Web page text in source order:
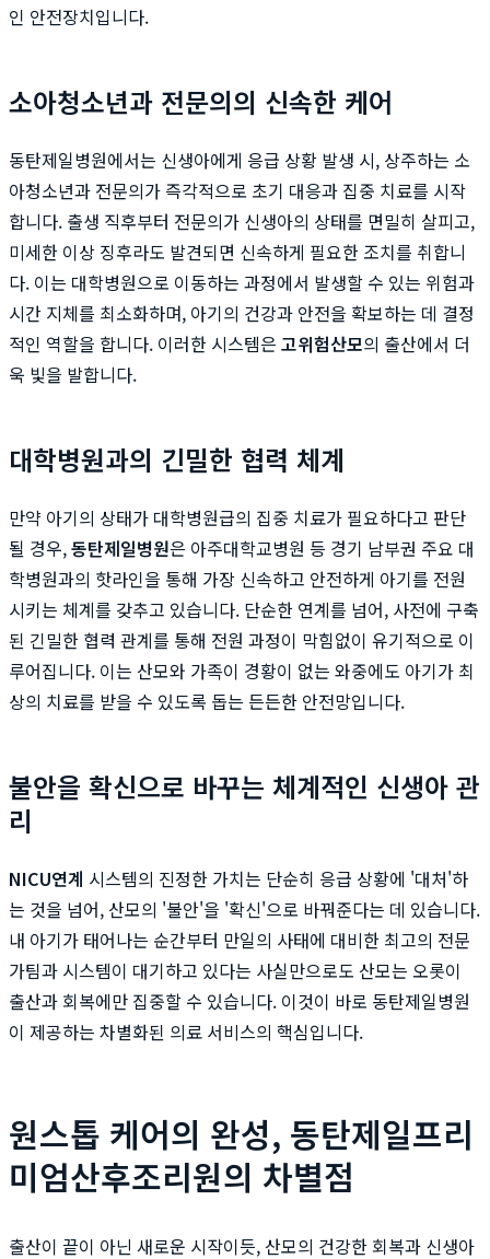
인 안전장치입니다.
소아청소년과 전문의의 신속한 케어
동탄제일병원에서는 신생아에게 응급 상황 발생 시, 상주하는 소
아청소년과 전문의가 즉각적으로 초기 대응과 집중 치료를 시작
합니다. 출생 직후부터 전문의가 신생아의 상태를 면밀히 살피고,
미세한 이상 징후라도 발견되면 신속하게 필요한 조치를 취합니
다. 이는 대학병원으로 이동하는 과정에서 발생할 수 있는 위험과
시간 지체를 최소화하며, 아기의 건강과 안전을 확보하는 데 결정
적인 역할을 합니다. 이러한 시스템은 고위험산모의 출산에서 더
욱 빛을 발합니다.
대학병원과의 긴밀한 협력 체계
만약 아기의 상태가 대학병원급의 집중 치료가 필요하다고 판단
될 경우,동탄제일병원은 아주대학교병원 등 경기 남부권 주요 대
학병원과의 핫라인을 통해 가장 신속하고 안전하게 아기를 전원
시키는 체계를 갖추고 있습니다. 단순한 연계를 넘어, 사전에 구축
된 긴밀한 협력 관계를 통해 전원 과정이 막힘없이 유기적으로 이
루어집니다. 이는 산모와 가족이 경황이 없는 와중에도 아기가 최
상의 치료를 받을 수 있도록 돕는 든든한 안전망입니다.
불안을 확신으로 바꾸는 체계적인 신생아 관
리
NICU연계 시스템의 진정한 가치는 단순히 응급 상황에 '대처'하
는 것을 넘어, 산모의 '불안'을 '확신'으로 바꿔준다는 데 있습니다.
내 아기가 태어나는 순간부터 만일의 사태에 대비한 최고의 전문
가팀과 시스템이 대기하고 있다는 사실만으로도 산모는 오롯이
출산과 회복에만 집중할 수 있습니다. 이것이 바로 동탄제일병원
이 제공하는 차별화된 의료 서비스의 핵심입니다.
원스톱 케어의 완성, 동탄제일프리
미엄산후조리원의 차별점
출산이 끝이 아닌 새로운 시작이듯, 산모의 건강한 회복과 신생아